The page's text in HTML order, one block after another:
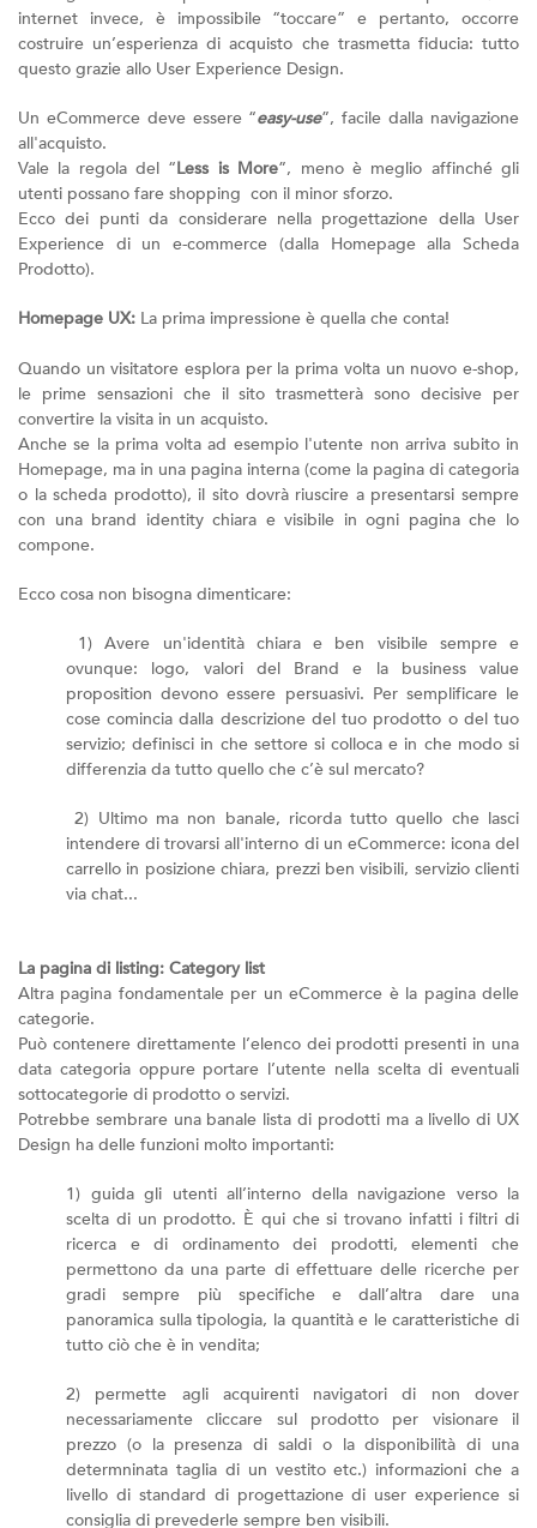
internet invece, è impossibile “toccare” e pertanto, occorre
costruire un’esperienza di acquisto che trasmetta fiducia: tutto
questo grazie allo User Experience Design.
Un eCommerce deve essere “easy-use”, facile dalla navigazione
all'acquisto.
Vale la regola del “Less is More”, meno è meglio affinché gli
utenti possano fare shopping con il minor sforzo.
Ecco dei punti da considerare nella progettazione della User
Experience di un e-commerce (dalla Homepage alla Scheda
Prodotto).
Homepage UX: La prima impressione è quella che conta!
Quando un visitatore esplora per la prima volta un nuovo e-shop,
le prime sensazioni che il sito trasmetterà sono decisive per
convertire la visita in un acquisto.
Anche se la prima volta ad esempio l'utente non arriva subito in
Homepage, ma in una pagina interna (come la pagina di categoria
o la scheda prodotto), il sito dovrà riuscire a presentarsi sempre
con una brand identity chiara e visibile in ogni pagina che lo
compone.
Ecco cosa non bisogna dimenticare:
1) Avere un'identità chiara e ben visibile sempre e
ovunque: logo, valori del Brand e la business value
proposition devono essere persuasivi. Per semplificare le
cose comincia dalla descrizione del tuo prodotto o del tuo
servizio; definisci in che settore si colloca e in che modo si
differenzia da tutto quello che c’è sul mercato?
2) Ultimo ma non banale, ricorda tutto quello che lasci
intendere di trovarsi all'interno di un eCommerce: icona del
carrello in posizione chiara, prezzi ben visibili, servizio clienti
via chat...
La pagina di listing: Category list
Altra pagina fondamentale per un eCommerce è la pagina delle
categorie.
Può contenere direttamente l’elenco dei prodotti presenti in una
data categoria oppure portare l’utente nella scelta di eventuali
sottocategorie di prodotto o servizi.
Potrebbe sembrare una banale lista di prodotti ma a livello di UX
Design ha delle funzioni molto importanti:
1) guida gli utenti all’interno della navigazione verso la
scelta di un prodotto. È qui che si trovano infatti i filtri di
ricerca e di ordinamento dei prodotti, elementi che
permettono da una parte di effettuare delle ricerche per
gradi sempre più specifiche e dall’altra dare una
panoramica sulla tipologia, la quantità e le caratteristiche di
tutto ciò che è in vendita;
2) permette agli acquirenti navigatori di non dover
necessariamente cliccare sul prodotto per visionare il
prezzo (o la presenza di saldi o la disponibilità di una
determninata taglia di un vestito etc.) informazioni che a
livello di standard di progettazione di user experience si
consiglia di prevederle sempre ben visibili.